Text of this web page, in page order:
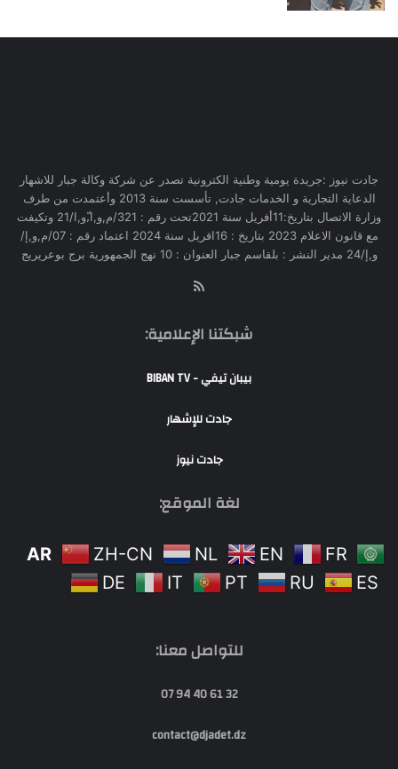
جادت نيوز :جريدة يومية وطنية الكترونية تصدر عن شركة وكالة جبار للاشهار
الدعاية التجارية و الخدمات جادت, تأسست سنة 2013 وأعتمدت من طرف
وزارة الاتصال بتاريخ:11أفريل سنة 2021تحت رقم : 321/م,و,ا,ّو,ا/21 وتكيفت
مع قانون الاعلام 2023 بتاريخ : 16افريل سنة 2024 اعتماد رقم : 07/م,و,إ/
و,إ/24 مدير النشر : بلقاسم جبار العنوان : 10 نهج الجمهورية برج بوعريريج
شبكتنا الإعلامية:
بيبان تيفي - BIBAN TV
جادت للإشهار
جادت نيوز
لغة الموقع:
AR ZH-CN NL EN
FR
DE
IT PT RU ES
للتواصل معنا:
32 61 40 94 07
contact@djadet.dz